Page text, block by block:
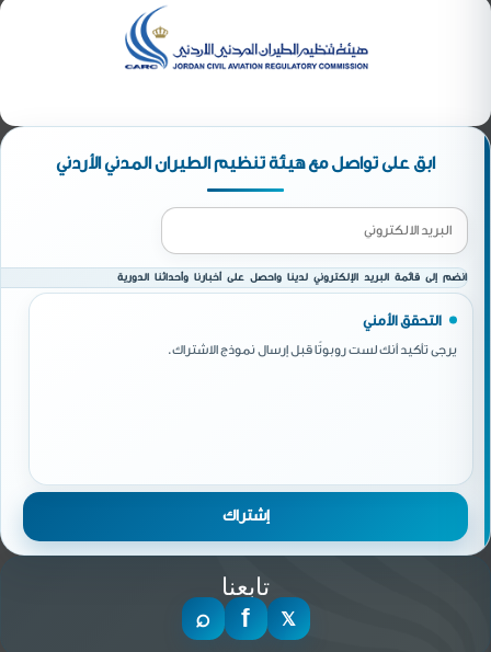
ابق على تواصل مع هيئة تنظيم الطيران المدني الأردني
انضم إلى قائمة البريد الإلكتروني لدينا واحصل على أخبارنا وأحداثنا الدورية
التحقق الأمني
يرجى تأكيد أنك لست روبوتًا قبل إرسال نموذج الاشتراك.
تابعنا